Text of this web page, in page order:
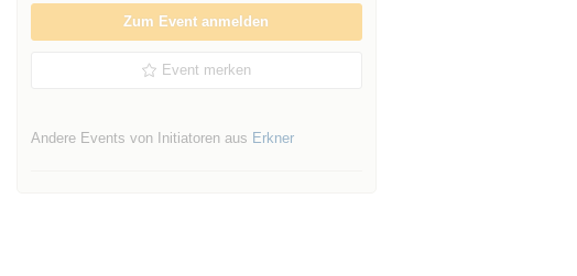
Zum Event anmelden
Event merken
Andere Events von Initiatoren aus Erkner